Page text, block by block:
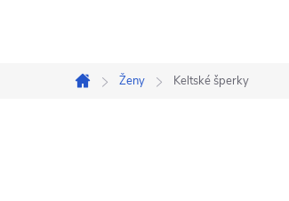
Domov
Ženy Keltské šperky